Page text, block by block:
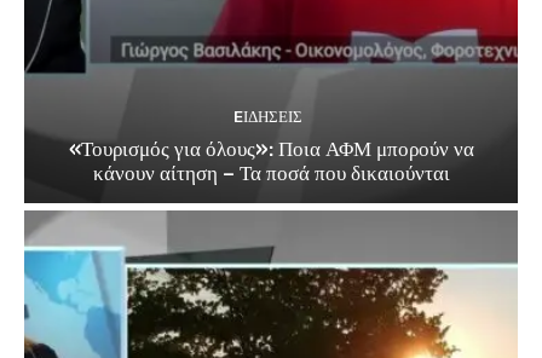
EΙΔΗΣΕΙΣ
«Τουρισμός για όλους»: Ποια ΑΦΜ μπορούν να
κάνουν αίτηση – Τα ποσά που δικαιούνται